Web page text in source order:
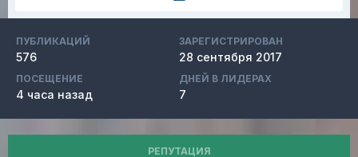
ПУБЛИКАЦИЙ
576
ЗАРЕГИСТРИРОВАН
28 сентября 2017
ПОСЕЩЕНИЕ
4 часа назад
ДНЕЙ В ЛИДЕРАХ
7
РЕПУТАЦИЯ